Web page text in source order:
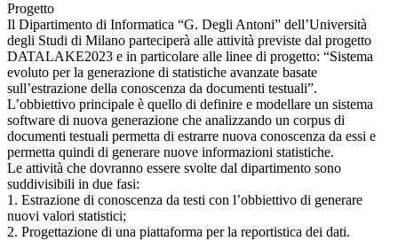
Progetto
Il Dipartimento di Informatica “G. Degli Antoni” dell’Università
degli Studi di Milano parteciperà alle attività previste dal progetto
DATALAKE2023 e in particolare alle linee di progetto: “Sistema
evoluto per la generazione di statistiche avanzate basate
sull’estrazione della conoscenza da documenti testuali”.
L’obbiettivo principale è quello di definire e modellare un sistema
software di nuova generazione che analizzando un corpus di
documenti testuali permetta di estrarre nuova conoscenza da essi e
permetta quindi di generare nuove informazioni statistiche.
Le attività che dovranno essere svolte dal dipartimento sono
suddivisibili in due fasi:
1. Estrazione di conoscenza da testi con l’obbiettivo di generare
nuovi valori statistici;
2. Progettazione di una piattaforma per la reportistica dei dati.